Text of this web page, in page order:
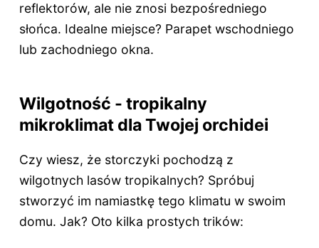
reflektorów, ale nie znosi bezpośredniego
słońca. Idealne miejsce? Parapet wschodniego
lub zachodniego okna.
Wilgotność - tropikalny
mikroklimat dla Twojej orchidei
Czy wiesz, że storczyki pochodzą z
wilgotnych lasów tropikalnych? Spróbuj
stworzyć im namiastkę tego klimatu w swoim
domu. Jak? Oto kilka prostych trików: